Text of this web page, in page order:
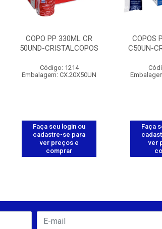
COPO PP 330ML CR
50UND-CRISTALCOPOS
Código: 1214
Embalagem: CX.20X50UN
Faça seu login ou
cadastre-se para
ver preços e
comprar
COPOS
C50UN-
Faça
ver